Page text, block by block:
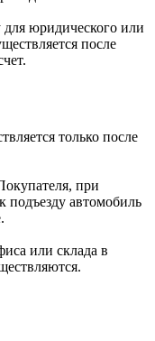
юридического или
после
только после
при
подъезду автомобиль
или склада в